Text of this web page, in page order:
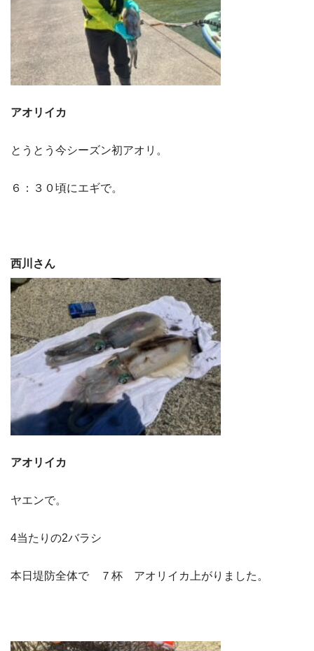
アオリイカ
とうとう今シーズン初アオリ。
６：３０頃にエギで。
西川さん
アオリイカ
ヤエンで。
4当たりの2バラシ
本日堤防全体で ７杯 アオリイカ上がりました。